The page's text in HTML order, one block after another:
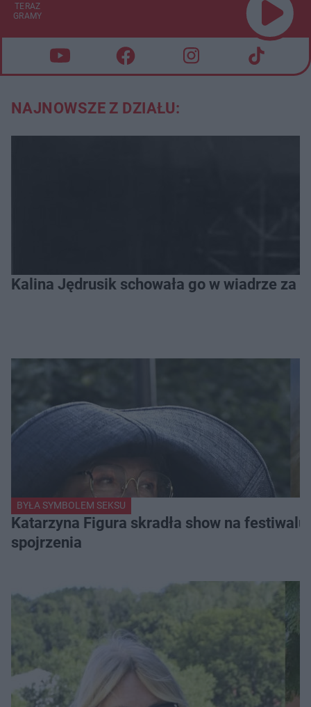
TERAZ
GRAMY
NAJNOWSZE Z DZIAŁU:
Kalina Jędrusik schowała go w wiadrze za
BYŁA SYMBOLEM SEKSU
Katarzyna Figura skradła show na
spojrzenia